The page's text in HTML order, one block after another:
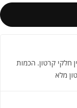
חלקי קרטון. הכמות
מלא